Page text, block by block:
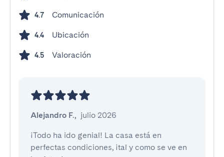
4.7 Comunicación
4.4 Ubicación
4.5 Valoración
Alejandro F., julio 2026
¡Todo ha ido genial! La casa está en
perfectas condiciones, ¡tal y como se ve en